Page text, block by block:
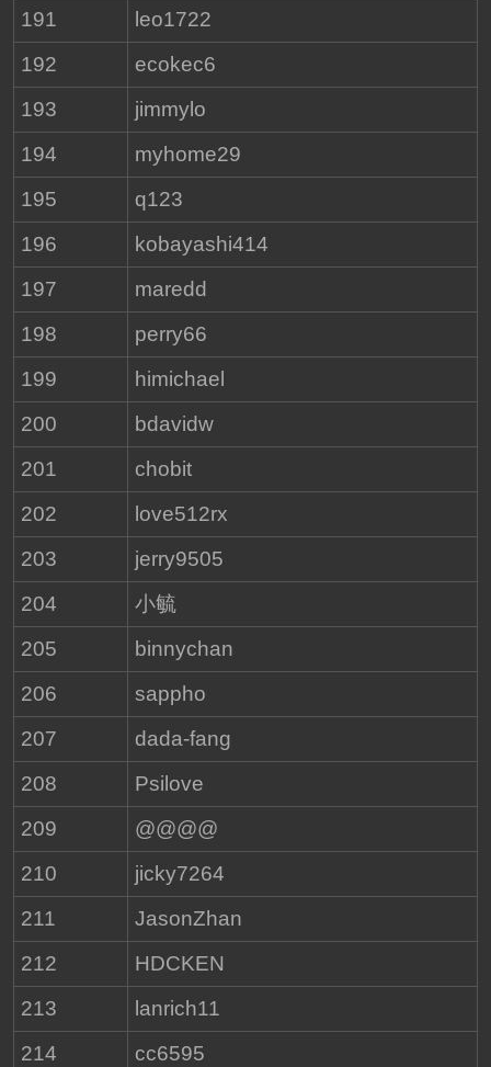
191
leo1722
192
ecokec6
193
jimmylo
194
myhome29
195
q123
196
kobayashi414
197
maredd
198
perry66
199
himichael
200
bdavidw
201
chobit
202
love512rx
203
jerry9505
204
小毓
205
binnychan
206
sappho
207
dada-fang
208
Psilove
209
@@@@
210
jicky7264
211
JasonZhan
212
HDCKEN
213
lanrich11
214
cc6595